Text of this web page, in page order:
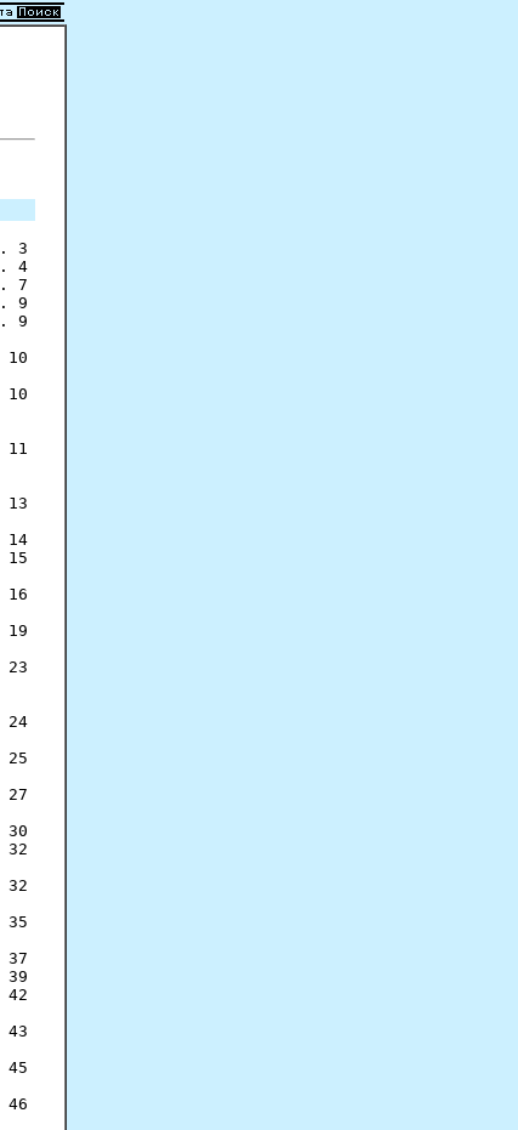
3
4
7
9
9
10
10
11
13
14
15
16
19
23
24
25
27
30
32
32
35
37
39
42
43
45
46